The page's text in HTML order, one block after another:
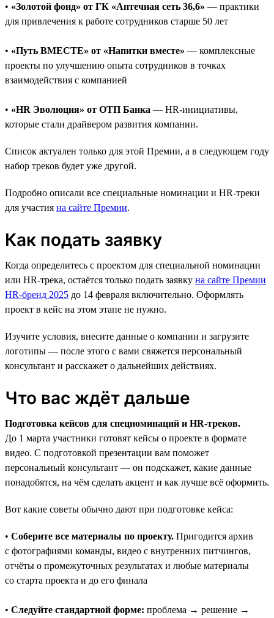
• «Золотой фонд» от ГК «Аптечная сеть 36,6» — практики
для привлечения к работе сотрудников старше 50 лет
• «Путь ВМЕСТЕ» от «Напитки вместе» — комплексные
проекты по улучшению опыта сотрудников в точках
взаимодействия с компанией
• «HR Эволюция» от ОТП Банка — HR-инициативы,
которые стали драйвером развития компании.
Список актуален только для этой Премии, а в следующем году
набор треков будет уже другой.
Подробно описали все специальные номинации и HR-треки
для участия на сайте Премии.
Как подать заявку
Когда определитесь с проектом для специальной номинации
или HR-трека, остаётся только подать заявку на сайте Премии
HR-бренд 2025 до 14 февраля включительно. Оформлять
проект в кейс на этом этапе не нужно.
Изучите условия, внесите данные о компании и загрузите
логотипы — после этого с вами свяжется персональный
консультант и расскажет о дальнейших действиях.
Что вас ждёт дальше
Подготовка кейсов для спецноминаций и HR-треков.
До 1 марта участники готовят кейсы о проекте в формате
видео. С подготовкой презентации вам поможет
персональный консультант — он подскажет, какие данные
понадобятся, на чём сделать акцент и как лучше всё оформить.
Вот какие советы обычно дают при подготовке кейса:
• Соберите все материалы по проекту. Пригодится архив
с фотографиями команды, видео с внутренних питчингов,
отчёты о промежуточных результатах и любые материалы
со старта проекта и до его финала
• Следуйте стандартной форме: проблема → решение →